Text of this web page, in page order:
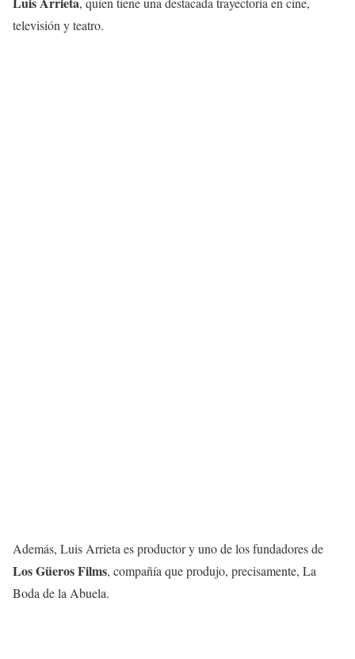
televisión y teatro.
Además, Luis Arrieta es productor y uno de los fundadores de
Los Güeros Films, compañía que produjo, precisamente, La
Boda de la Abuela.